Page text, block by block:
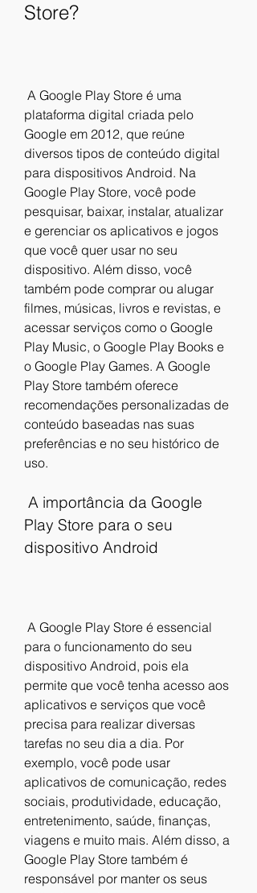
Store?
plataforma digital criada pelo
Google em 2012, que reúne
diversos tipos de conteúdo digital
para dispositivos Android. Na
Google Play Store, você pode
pesquisar, baixar, instalar, atualizar
e gerenciar os aplicativos e jogos
que você quer usar no seu
dispositivo. Além disso, você
também pode comprar ou alugar
filmes, músicas, livros e revistas, e
acessar serviços como o Google
Play Music, o Google Play Books e
o Google Play Games. A Google
Play Store também oferece
recomendações personalizadas de
conteúdo baseadas nas suas
preferências e no seu histórico de
uso.
Play Store para o seu
dispositivo Android
para o funcionamento do seu
dispositivo Android, pois ela
permite que você tenha acesso aos
aplicativos e serviços que você
precisa para realizar diversas
tarefas no seu dia a dia. Por
exemplo, você pode usar
aplicativos de comunicação, redes
sociais, produtividade, educação,
entretenimento, saúde, finanças,
viagens e muito mais. Além disso, a
Google Play Store também é
responsável por manter os seus